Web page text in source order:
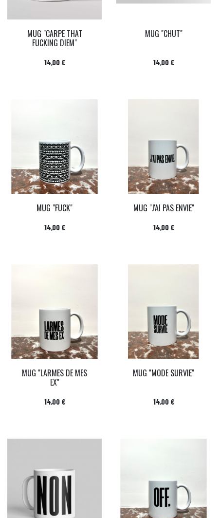
MUG "CARPE THAT
FUCKING DIEM"
Prix
14,00 €
MUG "CHUT"
Prix
14,00 €
MUG "FUCK"
Prix
14,00 €
MUG "J'AI PAS ENVIE"
Prix
14,00 €
MUG "LARMES DE MES
EX"
Prix
14,00 €
MUG "MODE SURVIE"
Prix
14,00 €